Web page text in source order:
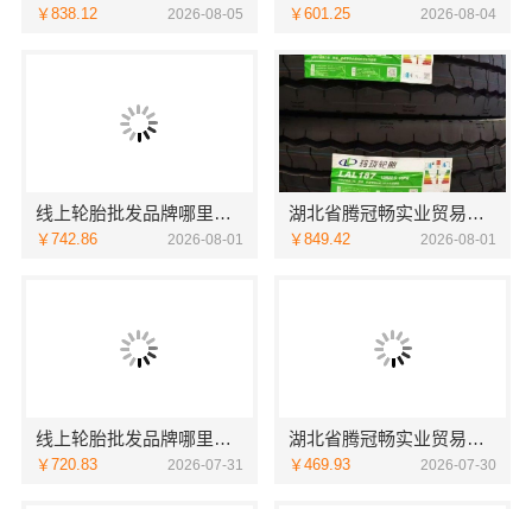
￥838.12 2026-08-05 ￥601.25 2026-08-04
线上轮胎批发品牌哪里买，湖北省腾冠畅实业贸易有限公司源头正品保障
￥742.86 2026-08-01
湖北省腾冠畅实业贸易有限公司国内轮胎平台解决方案推荐
￥849.42 2026-08-01
线上轮胎批发品牌哪里买 湖北省腾冠畅实业贸易有限公司
￥720.83 2026-07-31
湖北省腾冠畅实业贸易有限公司：推荐轮胎批发公司功能大全
￥469.93 2026-07-30